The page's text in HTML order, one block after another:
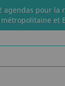
agendas pour la